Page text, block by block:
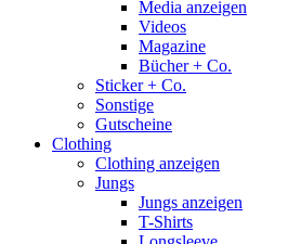
Media anzeigen
Videos
Magazine
Bücher + Co.
Sticker + Co.
Sonstige
Gutscheine
Clothing
Clothing anzeigen
Jungs
Jungs anzeigen
T-Shirts